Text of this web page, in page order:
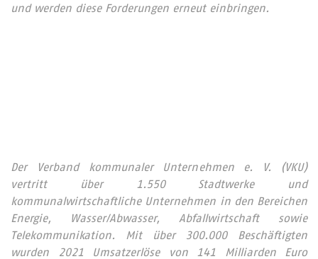
und werden diese Forderungen erneut einbringen.
Der Verband kommunaler Unternehmen e. V. (VKU)
vertritt über 1.550 Stadtwerke und
kommunalwirtschaftliche Unternehmen in den Bereichen
Energie, Wasser/Abwasser, Abfallwirtschaft sowie
Telekommunikation. Mit über 300.000 Beschäftigten
wurden 2021 Umsatzerlöse von 141 Milliarden Euro